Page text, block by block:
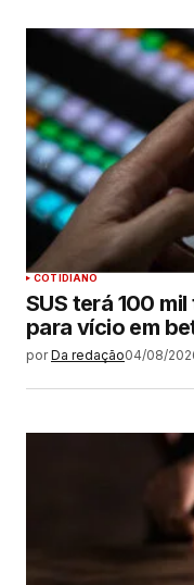
COTIDIANO
SUS terá 100
para vício em
por Da redação04/08/